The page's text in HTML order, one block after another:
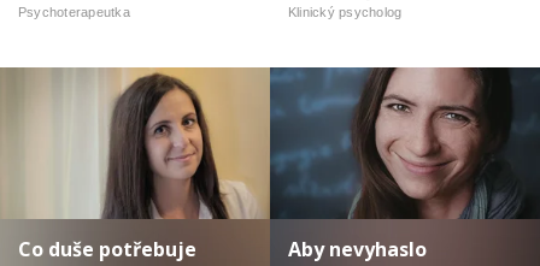
Psychoterapeutka Klinický psycholog
Co duše potřebuje Aby nevyhaslo